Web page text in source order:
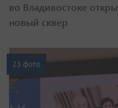
во Владивостоке
новый сквер
23 фото